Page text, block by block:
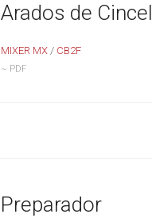
Arados de Cincel
MIXER MX / CB2F
~ PDF
Preparador